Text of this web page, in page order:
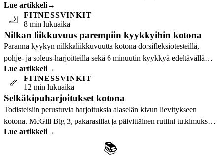
kuntoiluohjelmoinnista ja kuka hyötyy…
Lue artikkeli→
🦶
FITNESSVINKIT
8 min lukuaika
Nilkan liikkuvuus parempiin kyykkyihin kotona
Paranna kyykyn nilkkaliikkuvuutta kotona dorsifleksiotesteillä,
pohje- ja soleus-harjoitteilla sekä 6 minuutin kyykkyä edeltävällä
rutiinilla.
Lue artikkeli→
🦴
FITNESSVINKIT
12 min lukuaika
Selkäkipuharjoitukset kotona
Todisteisiin perustuvia harjoituksia alaselän kivun lievitykseen
kotona. McGill Big 3, pakarasillat ja päivittäinen rutiini tutkimuksen
tukemana.
Lue artikkeli→
📚